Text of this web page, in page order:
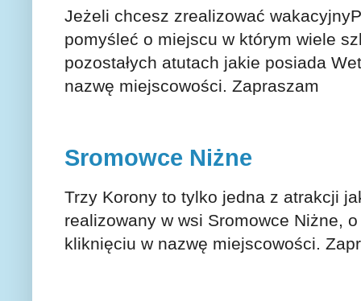
Jeżeli chcesz zrealizować
pomyśleć o miejscu w którym wiele
pozostałych atutach jakie posiada
nazwę miejscowości. Zapraszam
Sromowce Niżne
Trzy Korony to tylko jedna z atrakcji
realizowany w wsi Sromowce Niżne,
kliknięciu w nazwę miejscowości.